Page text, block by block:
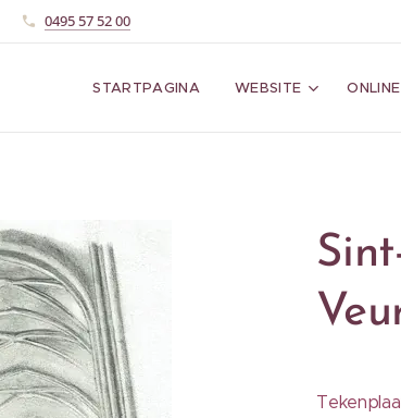
0495 57 52 00
STARTPAGINA WEBSITE